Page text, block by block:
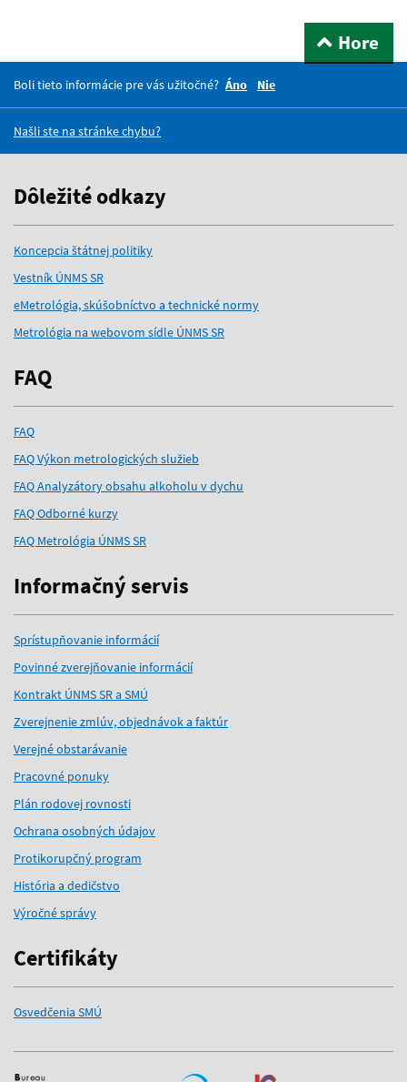
Hore
Boli tieto informácie pre vás užitočné? Áno Nie
Našli ste na stránke chybu?
Dôležité odkazy
Koncepcia štátnej politiky
Vestník ÚNMS SR
eMetrológia, skúšobníctvo a technické normy
Metrológia na webovom sídle ÚNMS SR
FAQ
FAQ
FAQ Výkon metrologických služieb
FAQ Analyzátory obsahu alkoholu v dychu
FAQ Odborné kurzy
FAQ Metrológia ÚNMS SR
Informačný servis
Sprístupňovanie informácií
Povinné zverejňovanie informácií
Kontrakt ÚNMS SR a SMÚ
Zverejnenie zmlúv, objednávok a faktúr
Verejné obstarávanie
Pracovné ponuky
Plán rodovej rovnosti
Ochrana osobných údajov
Protikorupčný program
História a dedičstvo
Výročné správy
Certifikáty
Osvedčenia SMÚ